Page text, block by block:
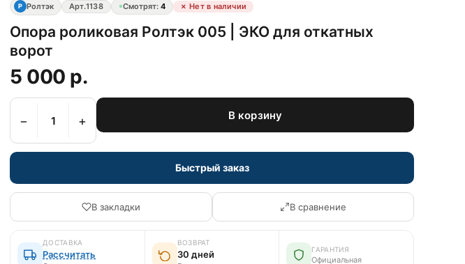
Р Ролтэк Арт.1138 Смотрят: 4 ✗ Нет в наличии
Опора роликовая Ролтэк 005 | ЭКО для откатных
ворот
5 000 р.
− + В корзину
Быстрый заказ
В закладки В сравнение
ДОСТАВКА
Рассчитать
ВОЗВРАТ
30 дней ГАРАНТИЯ
Официальная